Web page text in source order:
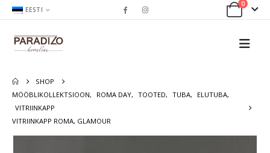
EESTI
0
SHOP
MÖÖBLIKOLLEKTSIOON, ROMA DAY, TOOTED, TUBA, ELUTUBA,
VITRIINKAPP
VITRIINKAPP ROMA, GLAMOUR